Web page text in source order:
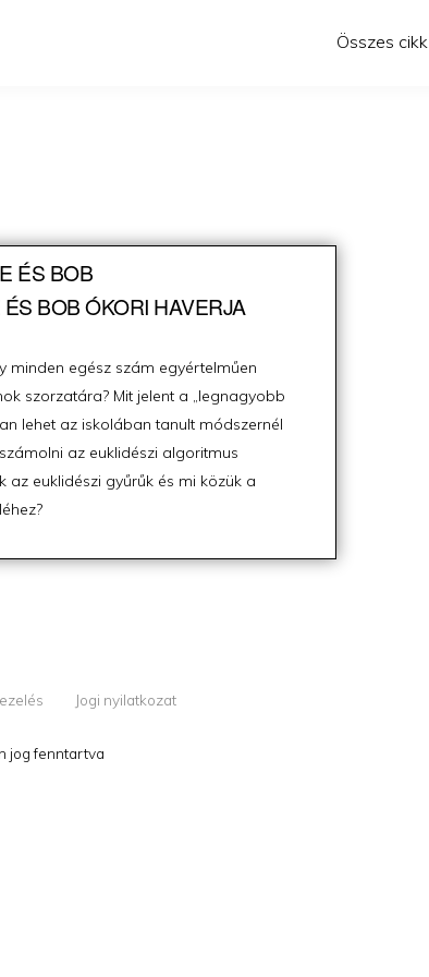
Összes cikk
ÉS BOB
BOB ÓKORI HAVERJA
minden egész szám egyértelműen
szorzatára? Mit jelent a „legnagyobb
lehet az iskolában tanult módszernél
az euklidészi algoritmus
az euklidészi gyűrűk és mi közük a
Jogi nyilatkozat
jog fenntartva